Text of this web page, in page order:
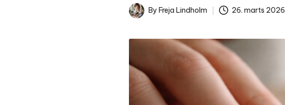
Posted
By Freja Lindholm 26. marts 2026